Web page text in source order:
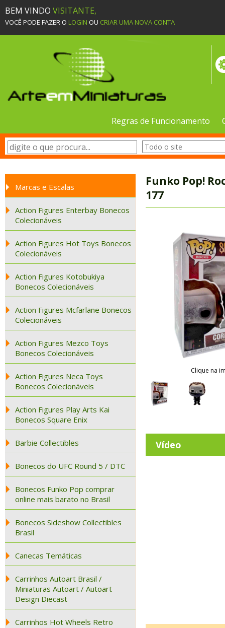
BEM VINDO VISITANTE,
VOCÊ PODE FAZER O LOGIN OU CRIAR UMA NOVA CONTA
Regras de Funcionamento
Marcas e Escalas
Action Figures Enterbay Bonecos
Colecionáveis
Action Figures Hot Toys Bonecos
Colecionáveis
Action Figures Kotobukiya
Bonecos Colecionáveis
Action Figures Mcfarlane Bonecos
Colecionáveis
Action Figures Mezco Toys
Bonecos Colecionáveis
Action Figures Neca Toys
Bonecos Colecionáveis
Action Figures Play Arts Kai
Bonecos Square Enix
Barbie Collectibles
Bonecos do UFC Round 5 / DTC
Bonecos Funko Pop comprar
online mais barato no Brasil
Bonecos Sideshow Collectibles
Brasil
Canecas Temáticas
Carrinhos Autoart Brasil /
Miniaturas Autoart / Autoart
Design Diecast
Carrinhos Hot Wheels Retro
Funko Pop!
177
Clique na
Vídeo